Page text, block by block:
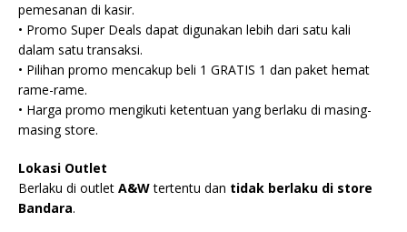
pemesanan di kasir.
• Promo Super Deals dapat digunakan lebih dari satu kali
dalam satu transaksi.
• Pilihan promo mencakup beli 1 GRATIS 1 dan paket hemat
rame-rame.
• Harga promo mengikuti ketentuan yang berlaku di masing-
masing store.
Lokasi Outlet
Berlaku di outlet A&Wtertentu dan tidak berlaku di store
Bandara.